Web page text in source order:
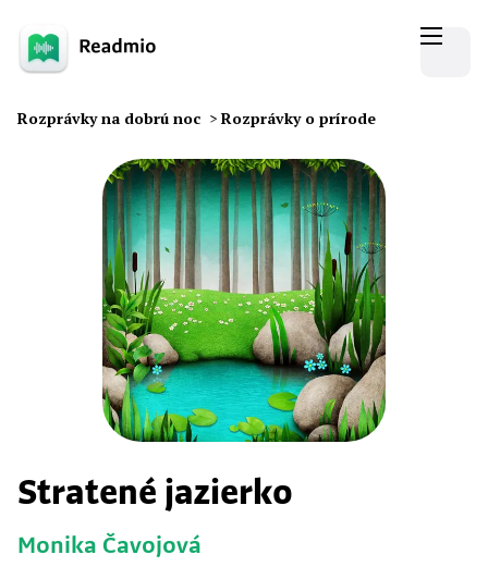
Rozprávky na dobrú noc > Rozprávky o prírode
Stratené jazierko
Monika Čavojová